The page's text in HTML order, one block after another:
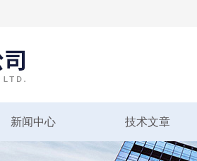
新闻中心 技术文章